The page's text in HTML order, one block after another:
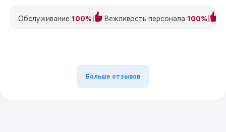
Обслуживание 100% Вежливость персонала 100%
Больше отзывов